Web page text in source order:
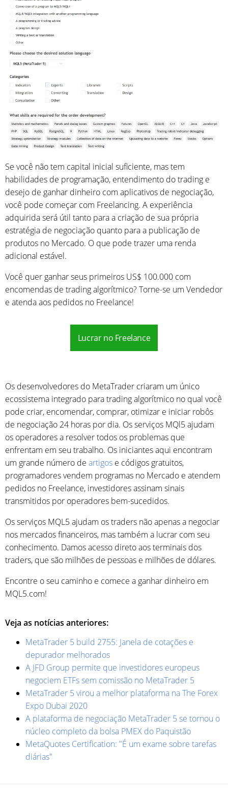
Se você não tem capital inicial suficiente, mas tem
habilidades de programação, entendimento do trading e
desejo de ganhar dinheiro com aplicativos de negociação,
você pode começar com Freelancing. A experiência
adquirida será útil tanto para a criação de sua própria
estratégia de negociação quanto para a publicação de
produtos no Mercado. O que pode trazer uma renda
adicional estável.
Você quer ganhar seus primeiros US$ 100.000 com
encomendas de trading algorítmico? Torne-se um Vendedor
e atenda aos pedidos no Freelance!
Lucrar no Freelance
Os desenvolvedores do MetaTrader criaram um único
ecossistema integrado para trading algorítmico no qual você
pode criar, encomendar, comprar, otimizar e iniciar robôs
de negociação 24 horas por dia. Os serviços MQl5 ajudam
os operadores a resolver todos os problemas que
enfrentam em seu trabalho. Os iniciantes aqui encontram
um grande número de artigos e códigos gratuitos,
programadores vendem programas no Mercado e atendem
pedidos no Freelance, investidores assinam sinais
transmitidos por operadores bem-sucedidos.
Os serviços MQL5 ajudam os traders não apenas a negociar
nos mercados financeiros, mas também a lucrar com seu
conhecimento. Damos acesso direto aos terminais dos
traders, que são milhões de pessoas e milhões de dólares.
Encontre o seu caminho e comece a ganhar dinheiro em
MQL5.com!
Veja as notícias anteriores:
MetaTrader 5 build 2755: Janela de cotações e
depurador melhorados
A JFD Group permite que investidores europeus
negociem ETFs sem comissão no MetaTrader 5
MetaTrader 5 virou a melhor plataforma na The Forex
Expo Dubai 2020
A plataforma de negociação MetaTrader 5 se tornou o
núcleo completo da bolsa PMEX do Paquistão
MetaQuotes Certification: "É um exame sobre tarefas
diárias"